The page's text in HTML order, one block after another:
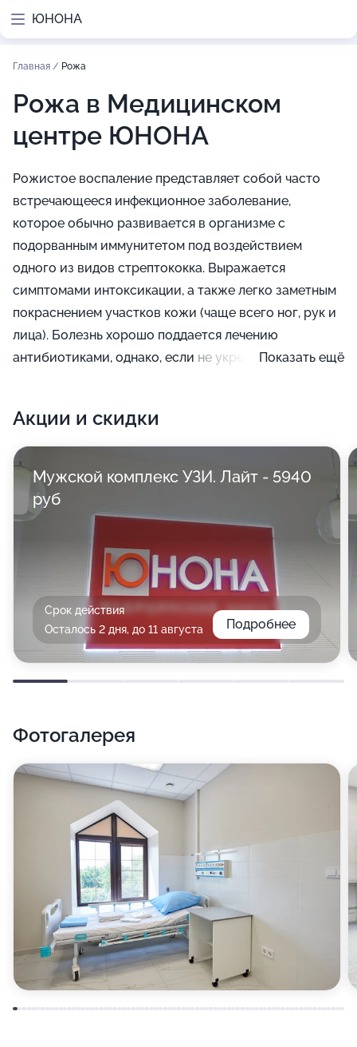
ЮНОНА
Главная / Рожа
Рожа в Медицинском
центре ЮНОНА
Рожистое воспаление представляет собой часто
встречающееся инфекционное заболевание,
которое обычно развивается в организме с
подорванным иммунитетом под воздействием
одного из видов стрептококка. Выражается
симптомами интоксикации, а также легко заметным
покраснением участков кожи (чаще всего ног, рук и
лица). Болезнь хорошо поддается лечению
антибиотиками, однако, если не укрепить
вести здоровый образ жизни, соблюдать диету и
личную гигиену.
Показать ещё
Акции и скидки
Мужской комплекс УЗИ. Лайт - 5940
руб
Срок действия
Осталось 2 дня, до 11 августа
Подробнее
Фотогалерея